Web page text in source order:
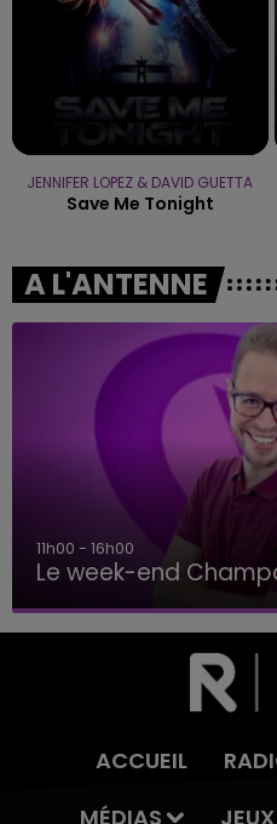
JENNIFER LOPEZ & DAVID GUETTA
Save Me Tonight
A L'ANTENNE
11h00 - 16h00
Le week-end
ACCUEIL
MÉDIAS
JEUX